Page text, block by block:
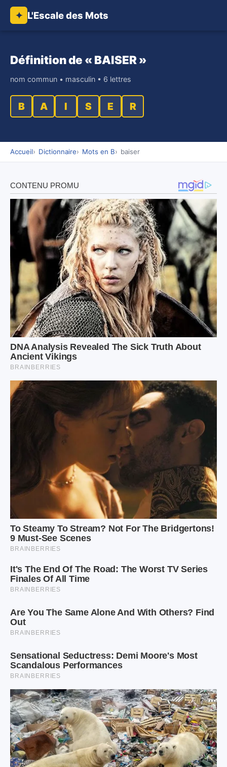
✦ L'Escale des Mots
Définition de « BAISER »
nom commun • masculin • 6 lettres
B A I S E R
Accueil Dictionnaire Mots en B baiser